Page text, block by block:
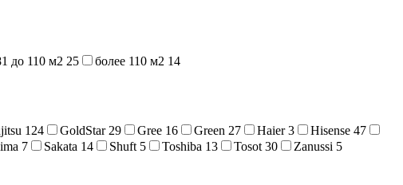
до 110 м2 25 более 110 м2 14
124 GoldStar 29 Gree 16 Green 27 Haier 3 Hisense 47
7 Sakata 14 Shuft 5 Toshiba 13 Tosot 30 Zanussi 5